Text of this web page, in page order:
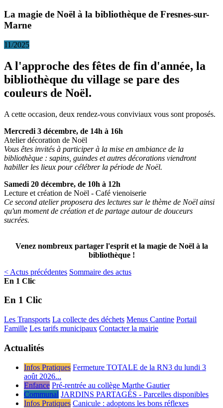
La magie de Noël à la bibliothèque de Fresnes-sur-
Marne
11/2025
A l'approche des fêtes de fin d'année, la
bibliothèque du village se pare des
couleurs de Noël.
A cette occasion, deux rendez-vous conviviaux vous sont proposés.
Mercredi 3 décembre, de 14h à 16h
Atelier décoration de Noël
Vous êtes invités à participer à la mise en ambiance de la
bibliothèque : sapins, guindes et autres décorations viendront
habiller les lieux pour célébrer la période de Noël.
Samedi 20 décembre, de 10h à 12h
Lecture et création de Noël - Café vienoiserie
Ce second atelier proposera des lectures sur le thème de Noël ainsi
qu'un moment de création et de partage autour de douceurs
sucrées.
Venez nombreux partager l'esprit et la magie de Noël à la
bibliothèque !
< Actus précédentes Sommaire des actus
En 1 Clic
En 1 Clic
Les Transports La collecte des déchets Menus Cantine Portail
Famille Les tarifs municipaux Contacter la mairie
Actualités
Infos Pratiques Fermeture TOTALE de la RN3 du lundi 3
août 2026...
Enfance Pré-rentrée au collège Marthe Gautier
Communal JARDINS PARTAGÉS - Parcelles disponibles
Infos Pratiques Canicule : adoptons les bons réflexes